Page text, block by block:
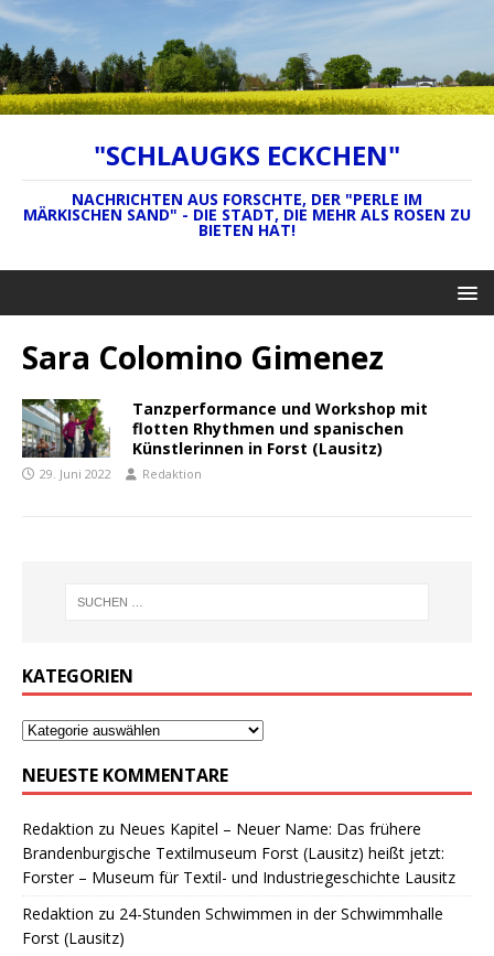
"SCHLAUGKS ECKCHEN"
NACHRICHTEN AUS FORSCHTE, DER "PERLE IM
MÄRKISCHEN SAND" - DIE STADT, DIE MEHR ALS ROSEN ZU
BIETEN HAT!
Sara Colomino Gimenez
Tanzperformance und Workshop mit
flotten Rhythmen und spanischen
Künstlerinnen in Forst (Lausitz)
29. Juni 2022 Redaktion
KATEGORIEN
NEUESTE KOMMENTARE
Redaktion zu Neues Kapitel – Neuer Name: Das frühere
Brandenburgische Textilmuseum Forst (Lausitz) heißt jetzt:
Forster – Museum für Textil- und Industriegeschichte Lausitz
Redaktion zu 24-Stunden Schwimmen in der Schwimmhalle
Forst (Lausitz)